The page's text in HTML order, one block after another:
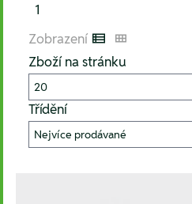
1
Zobrazení Listenansicht
Kachelansicht
Zboží na stránku
Třídění